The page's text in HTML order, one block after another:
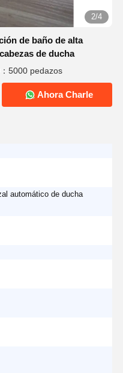
2/4
de baño de alta
de ducha
5000 pedazos
Ahora Charle
automático de ducha